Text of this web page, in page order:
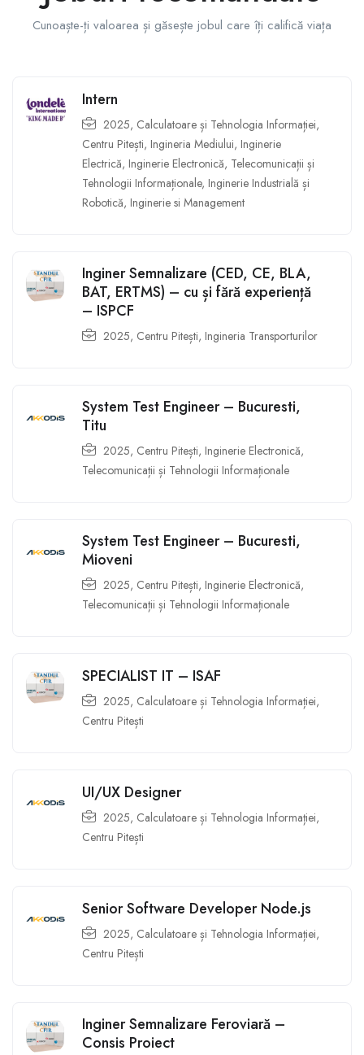
Cunoaște-ți valoarea și găsește jobul care îți califică viața
Intern
2025, Calculatoare și Tehnologia Informației,
Centru Pitești, Ingineria Mediului, Inginerie
Electrică, Inginerie Electronică, Telecomunicații și
Tehnologii Informaționale, Inginerie Industrială și
Robotică, Inginerie si Management
Inginer Semnalizare (CED, CE, BLA,
BAT, ERTMS) – cu și fără experiență
– ISPCF
2025, Centru Pitești, Ingineria Transporturilor
System Test Engineer – Bucuresti,
Titu
2025, Centru Pitești, Inginerie Electronică,
Telecomunicații și Tehnologii Informaționale
System Test Engineer – Bucuresti,
Mioveni
2025, Centru Pitești, Inginerie Electronică,
Telecomunicații și Tehnologii Informaționale
SPECIALIST IT – ISAF
2025, Calculatoare și Tehnologia Informației,
Centru Pitești
UI/UX Designer
2025, Calculatoare și Tehnologia Informației,
Centru Pitești
Senior Software Developer Node.js
2025, Calculatoare și Tehnologia Informației,
Centru Pitești
Inginer Semnalizare Feroviară –
Consis Proiect